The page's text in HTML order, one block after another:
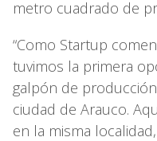
metro cuadrado de
“Como Startup
tuvimos la primera
galpón de
ciudad de Arauco.
en la misma